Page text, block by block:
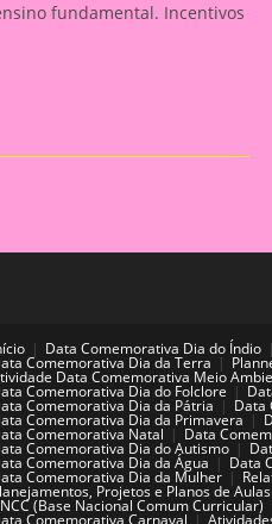
fundamental. Incentivos
Data Comemorativa Dia do Índio
Comemorativa Dia da Terra
Data Comemorativa Meio
Comemorativa Dia do Folclore
Comemorativa Dia da Pátria Data
Comemorativa Dia da Primavera
Comemorativa Natal Data
Comemorativa Dia do Autismo
Comemorativa Dia da Água Data
Comemorativa Dia da Mulher
Projetos e Planos de Aulas
(Base Nacional Comum Curricular)
Comemorativa Carnaval